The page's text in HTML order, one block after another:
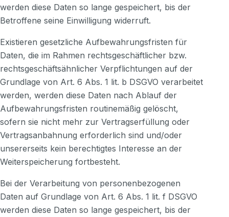
werden diese Daten so lange gespeichert, bis der
Betroffene seine Einwilligung widerruft.
Existieren gesetzliche Aufbewahrungsfristen für
Daten, die im Rahmen rechtsgeschäftlicher bzw.
rechtsgeschäftsähnlicher Verpflichtungen auf der
Grundlage von Art. 6 Abs. 1 lit. b DSGVO verarbeitet
werden, werden diese Daten nach Ablauf der
Aufbewahrungsfristen routinemäßig gelöscht,
sofern sie nicht mehr zur Vertragserfüllung oder
Vertragsanbahnung erforderlich sind und/oder
unsererseits kein berechtigtes Interesse an der
Weiterspeicherung fortbesteht.
Bei der Verarbeitung von personenbezogenen
Daten auf Grundlage von Art. 6 Abs. 1 lit. f DSGVO
werden diese Daten so lange gespeichert, bis der